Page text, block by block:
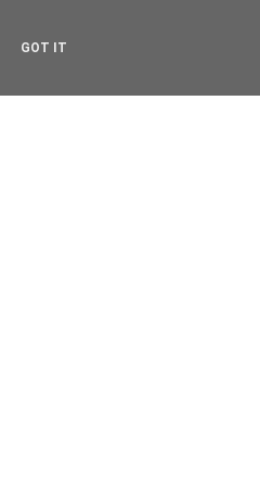
GOT IT